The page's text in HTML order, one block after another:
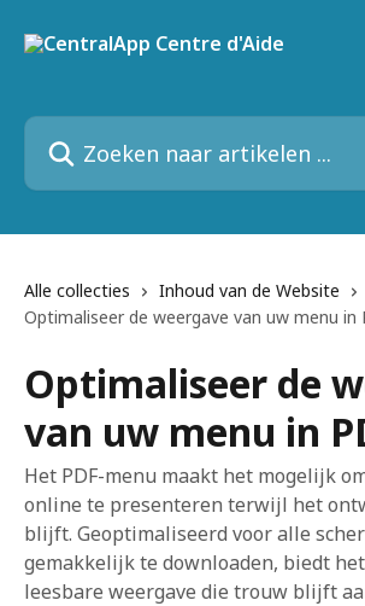
Zoeken naar artikelen ...
Alle collecties Inhoud van de Website
Optimaliseer de weergave van uw menu in
Optimaliseer de
van uw menu in
Het PDF-menu maakt het mogelijk
online te presenteren terwijl het
blijft. Geoptimaliseerd voor alle
gemakkelijk te downloaden, biedt
leesbare weergave die trouw blijft